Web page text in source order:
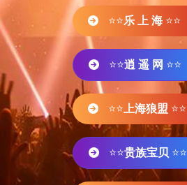
⭐⭐乐 上 海 ⭐⭐
⭐⭐逍 遥 网 ⭐⭐
⭐⭐ 上海狼盟 ⭐⭐
⭐⭐贵族宝贝 ⭐⭐